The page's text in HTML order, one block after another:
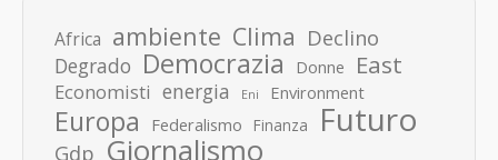
Africa ambiente Clima Declino
Degrado Democrazia Donne East
Economisti energia Eni Environment
Europa Federalismo Finanza Futuro
Gdp Giornalismo